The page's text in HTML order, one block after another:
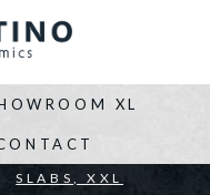
PARTICULIEREN
SLABS, XXL
XL